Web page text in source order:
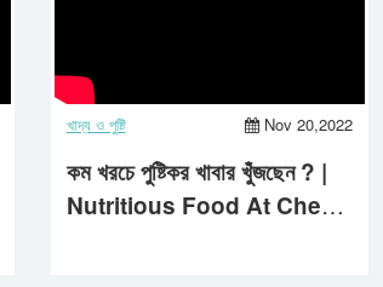
খাদ্য ও পুষ্টি Nov 20,2022
কম খরচে পুষ্টিকর খাবার খুঁজছেন ? |
Nutritious Food At Cheap